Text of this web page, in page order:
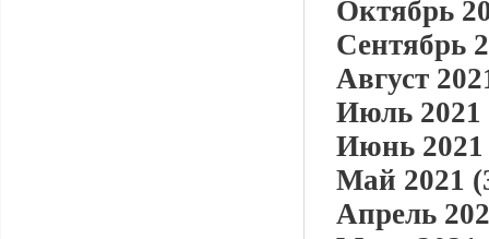
Октябрь
Сентябрь
Август
Июль 2021
Июнь 2021
Май 2021
Апрель